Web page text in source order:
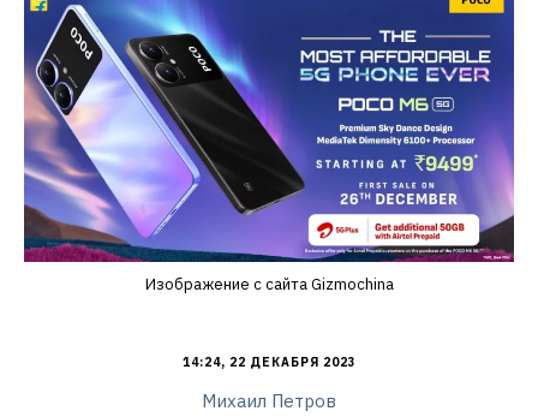
Изображение с сайта Gizmochina
14:24, 22 ДЕКАБРЯ 2023
Михаил Петров